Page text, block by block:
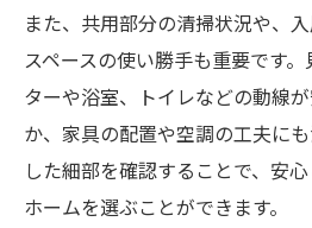
また、共用部分の清掃状況や、
スペースの使い勝手も重要です
ターや浴室、トイレなどの動線
か、家具の配置や空調の工夫に
した細部を確認することで、安
ホームを選ぶことができます。